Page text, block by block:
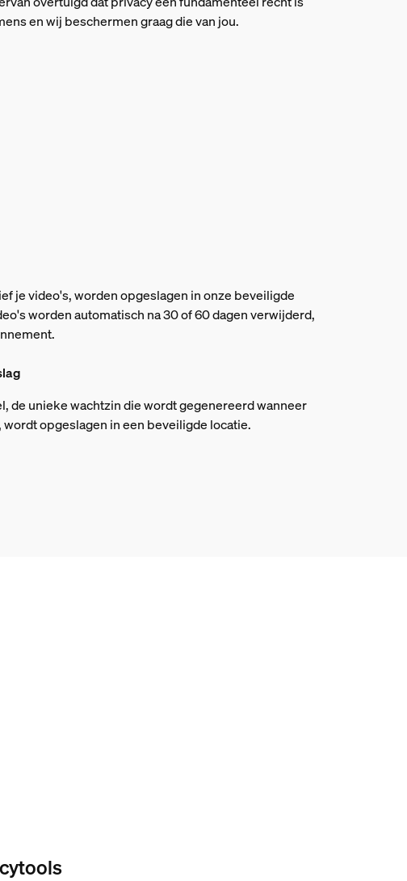
en wij beschermen graag die van jou.
je video's, worden opgeslagen in onze beveiligde
worden automatisch na 30 of 60 dagen verwijderd,
de unieke wachtzin die wordt gegenereerd wanneer
wordt opgeslagen in een beveiligde locatie.